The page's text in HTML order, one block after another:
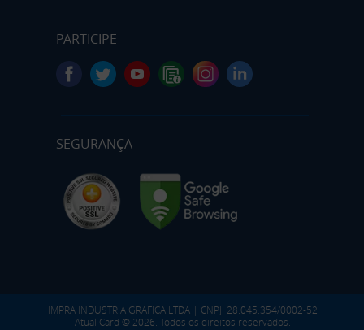
PARTICIPE
SEGURANÇA
IMPRA INDUSTRIA GRAFICA LTDA | CNPJ: 28.045.354/0002-52
Atual Card © 2026. Todos os direitos reservados.